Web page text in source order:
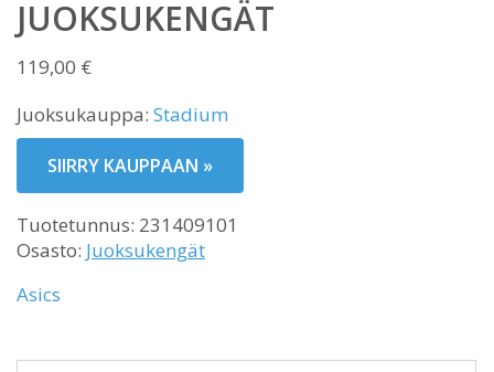
JUOKSUKENGÄT
119,00 €
Juoksukauppa: Stadium
SIIRRY KAUPPAAN »
Tuotetunnus: 231409101
Osasto: Juoksukengät
Asics